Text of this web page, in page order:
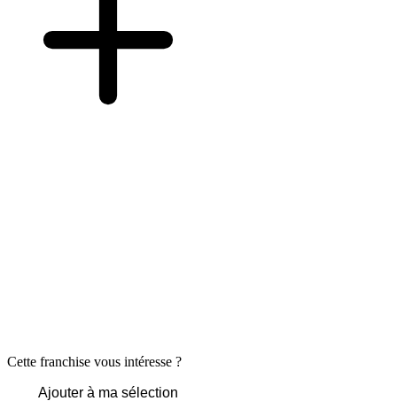
Cette franchise vous intéresse ?
Ajouter à ma sélection